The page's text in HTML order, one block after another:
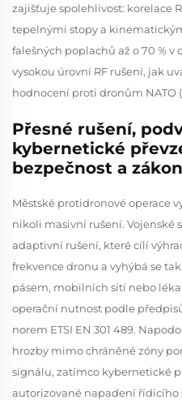
zajišťuje spolehlivost: korelace
tepelnými stopy a
falešných poplachů až o 70 % v
vysokou úrovní RF rušení, jak
hodnocení proti dronům NATO
Přesné rušení,
kybernetické
bezpečnost a
Městské protidronové operace
nikoli masivní rušení. Vojenské
adaptivní rušení, které cílí
frekvence dronu a vyhýbá se
pásem, mobilních sítí nebo
operační nutnost podle předpisů
norem ETSI EN 301 489.
hrozby mimo chráněné zóny
signálu, zatímco kybernetické
autorizované napadení řídicího